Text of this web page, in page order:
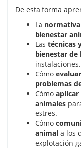
De esta forma
La normativa
bienestar
Las técnicas
bienestar de
instalaciones.
Cómo
problemas
Cómo aplicar
animales
estrés.
Cómo
animal a los
explotación